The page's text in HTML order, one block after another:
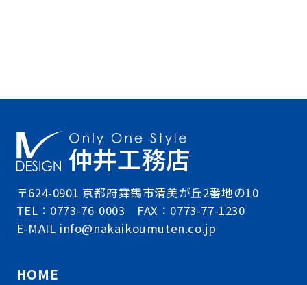
〒624-0901 京都府舞鶴市清美が丘2番地の10
TEL：0773-76-0003 FAX：0773-77-1230
E-MAIL info@nakaikoumuten.co.jp
HOME